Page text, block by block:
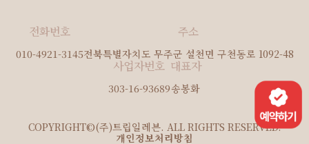
전화번호
010-4921-3145
주소
전북특별자치도 무주군 설천면 구천동로 1092-48
사업자번호
303-16-93689
대표자
송봉화
COPYRIGHT©(주)트립일레븐. ALL RIGHTS RESERVED.
개인정보처리방침